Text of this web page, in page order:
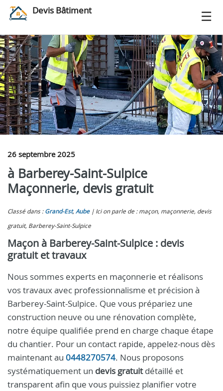
Devis Bâtiment
26 septembre 2025
à Barberey-Saint-Sulpice
Maçonnerie, devis gratuit
Classé dans : Grand-Est, Aube
Ici on parle de : maçon, maçonnerie, devis
gratuit, Barberey-Saint-Sulpice
Maçon à Barberey-Saint-Sulpice : devis
gratuit et travaux
Nous sommes experts en maçonnerie et réalisons
vos travaux avec professionnalisme et précision à
Barberey-Saint-Sulpice. Que vous prépariez une
construction neuve ou une rénovation complète,
notre équipe qualifiée prend en charge chaque étape
du chantier. Pour un contact rapide, appelez-nous dès
maintenant au 0448270574. Nous proposons
systématiquement un devis gratuitdétaillé et
transparent afin que vous puissiez planifier votre